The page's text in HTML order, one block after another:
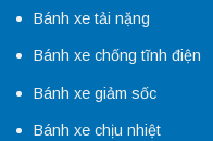
Bánh xe tải nặng
Bánh xe chống tĩnh điện
Bánh xe giảm sốc
Bánh xe chịu nhiệt